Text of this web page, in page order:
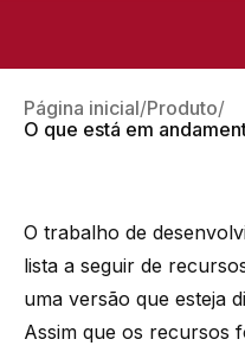
Página inicial Produto
O que está em
O trabalho de
lista a seguir de
uma versão que esteja
Assim que os recursos